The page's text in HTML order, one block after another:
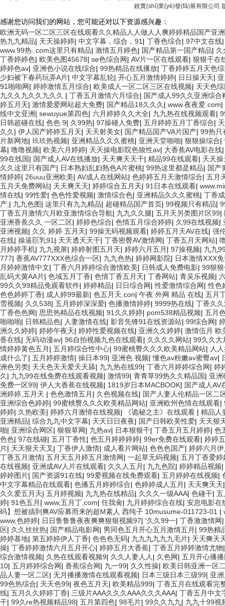
銳實(shí)業(yè)發(fā)展有限公司
感谢您访问我们的网站，您可能还对以下资源感兴趣：
欧洲无码一区二区三区在线观看久久精品人人做人人爽婷婷精品国产亚
热九九精品| 天天操婷婷| 中文字幕，综合，91 | 丁香色综合| 97中文在线
www.99热. com这里只有精品| 激情五月婷色| 国产精品第一国产精品| 久
丁香婷婷色| 欧美色图45678| se色综合网| AV片一区在线观看| 狠狠干在
婷婷色av| 亚洲色小说在线综合| 99热精品在线播放| 丁香婷婷五月天色
少妇被下春药玩弄A片| 中文字幕乱轮| 开心五月激情婷婷| 日日操天天|
91啪啪网| 婷婷激情五月综合| 欧美成人一区二区三区在线视频| 天天色
九久久九久久九久久 | 丁香五月激情六月综合| 国产成人99久久亚洲综合
婷五月天| 激情爱爱网站超大免费| 国产精品18久久久 | www.夜夜爱.com|
线中文亚洲| sewuyue第四色| 六月婷婷久久大全| 九九热在线视频观看|
日韩超碰在线| 色色 9| 久99热| 97操碰人免费| 五月婷婷五月丁香综合|
久久 | 伊人国产婷婷五月天| 天天射美女| 国产精品国产VA片国产| 99热只
片新网地| 玖玖热视频| 亚洲精品久久久蜜桃| 亚洲天堂啪啪| 狠狠操综合|
幕| 噜噜视频| 欧美六月婷婷| 天天操电影院色狼性av| 大香蕉AV电影在线
99在线国| 国产成人AV在线播放| 天天爽天天干| 精品99在线观看| 天天
久久这里只有国产| 日本熟妇乱妇熟色A片蜜桃| 99热这里都是精品| 国产
情婷婷| 26uuu亚洲欧美| AV成人在线网站| 色婷婷五月天激情综合| 五月
五月天免费网站| 天天爽天天| 婷婷综合五月天| 91日本在线观看|
情在线| 99性爱| 色色性爱视频| 激情综合色| 亚洲精品久久久蜜桃| 丁香
产, | 九九色图| 这里只有九九精品| 超碰精品国产首页| 99视频只有精品|
丁香五月激情六月欧亚激情综合导航| 九九久久腿| 五月天另类图片区99|
亚洲香蕉久久 一区二区| 婷婷色综合| 色情五月综合婷婷| 久99在线视频|
亚洲视频| 久久 婷婷 五月天| 99操无码视频观看| 婷婷五月天AV在线| 强
在线| 操逼巨乳91 | 天天透天天干| 丁香密臀AV激情网| 丁香五月天网站|
月婷婷手机| 九九视屏| 婷婷射图五月天| 婷婷六月五月 | 97操视频| 九九
777| 香蕉AV777XXX色综合一区| 九九色热| 婷婷网影院| 日本激情ⅩXX
月婷婷激情中文| 丁香六月婷婷综合激情欧美| 日韩成人免费电影| 99狠
乱码大黄AA片| 色域五月丁香| 色情丁香五月天| 丁香网站| 青吴乐视频|
99久久99精品免观看软件| 婷婷精品| 日日综合网|性爱激情综合网|性色
色色婷婷丁香| 成人婷99最新| 色五月天.con| 午夜 外网 精品 在线| 五月
雪视频| 久久538| 五月婷婷深深爱| 色播激情婷婷| 9999热在线| 丁香久
丁香色色网| 思思热精品在线视频| 91久久婷婷| pom538精品视频| 五月
啪啪啪| 日韩精品色| 人妻激情在线| 影音先锋91在线资源站| 99综合网|
洲久久婷婷| 婷婷午夜天| 婷婷性爱视频在线| 亚洲久久婷婷| 激情伍月 欧
香在线| 无码动漫av| 96自拍视频九色在线观看| 久久久久网站| 99久久大
情婷婷黄色五月 | 五月婷综合性中心| 99蜜桃臀久久久欧美精品网站| 人
成什么了| 五月婷婷激情| 操日本99| 亚洲色 视频|懂色av粉嫩av蜜臀av|
洲色另类| 天天色天天爱天天舔| 九九热在线99| 丁香六月婷婷综合网| 婷
久 | 九九99在线免费在线观看视频| 激情99| 青青草99热久久精品国| 亚洲
免费一区99| 伊人大香蕉在线视频| 1819岁日本MACBOOK| 国产成人AV
洲婷婷,五月天 | 色色激情五月 | 久色视频在线| 国产人妻人伦精品一区二
亚洲综合色婷婷| 99蜜桃臀久久久欧美精品网站| 亚洲欧州色情在线观看|
婷婷| 久热欧美| 婷婷六月激情在线视频| 《诡秘之主》在线观看 | 精品人
亚洲精品| 综合九九中文字幕| 天天日日夜夜| 国产日韩欧美性爱| 天天狠
啪| 亚洲综合网区| 狠狠草网| 九热av| 日本狠狠干| 丁香五月五月婷婷| 色
色色| 97在线碰| 五月丁香性| 色五月婷婷婷婷| 99er免费在线观看| 婷婷
片| 天天狠天天叉 | 丁香伊人激情| 成人看片网站| 色色色国产| 婷婷六月
丁香五月激情| 五月天五月婷五月激情网| 一起草无码视频| 五月丁香爱婷
在线视频| 亚洲成AV人片在线观看| 久久人五月 | 九九色院| 婷婷精品视频|
婷婷图片| 国产资源91在线| 99爱视频在线免费观看| 五月婷婷在线视频|
中文字幕精品在线观看| 色播五月婷婷综合| 色婷婷成人五月 | 天天爽天天
久久爱五月天| 五月婷视频| 九九热在线精品| 久久久一级AAA| 色碰干| 五
婷| 91色五月 | www,五月丁,com| 任我肏| 九月婷婷综合在线| 安息电影在
码】想被搞到爽AV应募而来的超M素人 西纯子 10musume-011723-01 |
www,色婷婷| 日日鲁鲁鲁夜夜爽爽狠狠视频97| ′久久99一| 丁香激激情网
区| 久久丝丝热| 国产精品电影网| 男同色五月开心五月激情五月 | 99热精
婷婷基地| 第五婷婷伊人丁香| 色色色无码| 九九九九九九毛片| 天天爽天
操| 丁香婷婷激情六月五月开心| 婷婷五月大香蕉| 丁香五月婷婷激情尤物
综合激情视频| 久热在线观看视频9| 久久人妻人人 | 久色网| 五月开心播
10| 五月婷婷综合网| 香蕉综合网| 九一99| 久久性操| 欧美日韩亚洲一区
品人妻一区二区| 无月播播激情在线观看视频| 日本三级日本三级99| 亚
99色热综合| 天天色99| 夜色五月天| 欧美精品999| 丁香五月在线观看完
线| 五月久久婷婷丁香| 三级片AAA久久久AAA久久久AAA| 丁香五月中文
干| 99久re热视频精品98| 五月第四色| 98毛片| 99久久九九| 九九十99视